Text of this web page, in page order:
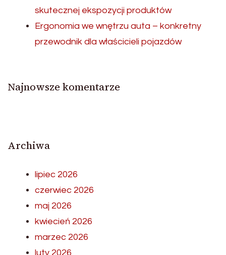
skutecznej ekspozycji produktów
Ergonomia we wnętrzu auta – konkretny
przewodnik dla właścicieli pojazdów
Najnowsze komentarze
Archiwa
lipiec 2026
czerwiec 2026
maj 2026
kwiecień 2026
marzec 2026
luty 2026